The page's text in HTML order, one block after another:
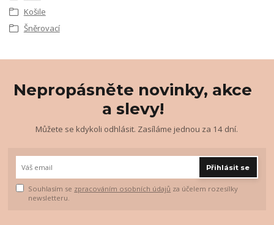
Košile
Šněrovací
Nepropásněte novinky, akce
a slevy!
Můžete se kdykoli odhlásit. Zasíláme jednou za 14 dní.
Přihlásit se
Souhlasím se zpracováním osobních údajů za účelem rozesílky
newsletteru.